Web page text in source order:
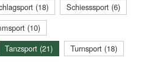
(18)
Schiesssport (6)
(10)
Tanzsport (21)
Turnsport (18)